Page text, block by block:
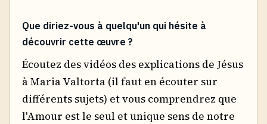
Que diriez-vous à quelqu'un qui hésite à
découvrir cette œuvre ?
Écoutez des vidéos des explications de Jésus
à Maria Valtorta (il faut en écouter sur
différents sujets) et vous comprendrez que
l'Amour est le seul et unique sens de notre